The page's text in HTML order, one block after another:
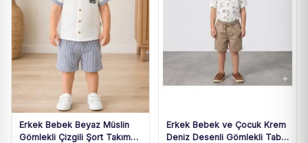
Erkek Bebek Beyaz Müslin
Gömlekli Çizgili Şort Takım
Erkek Bebek ve Çocuk Krem
Deniz Desenli Gömlekli Taba